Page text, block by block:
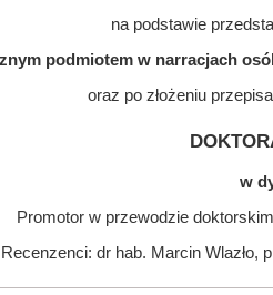
na podstawie
podmiotem w narracjach
oraz po złożeniu
w
Promotor w przewodzie
Recenzenci: dr hab. Marcin Wlazło,